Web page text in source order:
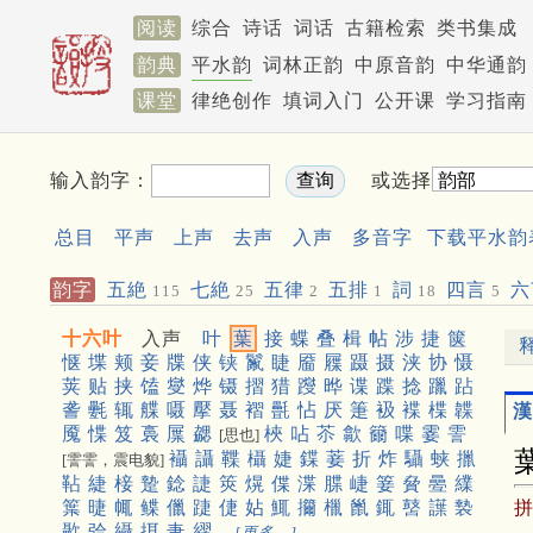
阅读 综合 诗话 词话 古籍检索
类书集成
韵典
平水韵 词林正韵 中原音韵
中华通韵
课堂
律绝创作 填词入门 公开课 学习指南
输入韵字： 或选择
总目 平声 上声 去声 入声 多音字 下载平水韵
韵字 五絶 115 七絶 25 五律 2 五排 1 詞 18 四言 5
十六叶 入声 叶 葉 接 蝶 叠 楫 帖 涉 捷 箧
惬 堞 颊 妾 牒 侠 铗 鬣 睫 靥 屧 蹑 摄 浃 协 慑
荚 贴 挟 馌 燮 烨 镊 摺 猎 躞 晔 谍 蹀 捻 躐 跕
詟 氎 辄 艓 嗫 擪 聂 褶 㲲 怗 厌 箑 衱 褋 楪 韘
魇 惵 笈 裛 屟 勰 [思也] 梜 呫 苶 歙 籋 喋 霎 霅
[霅霅，震电貌] 襵 讘 鞢 欇 婕 鍱 菨 折 炸 䯀 蛱 擸
䩞 緁 椄 䠟 錜 誱 筴 熀 偞 渫 䐑 崨 䈉 䝱 㬪 䌜
䈎 㫸 㡇 鲽 儠 踕 倢 㚲 鮿 㩶 㯿 巤 銸 䵿 䜓 褺